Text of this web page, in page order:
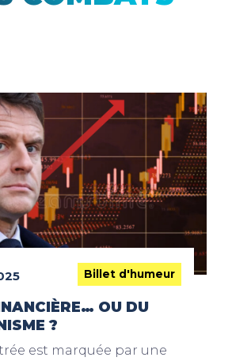
Billet d'humeur
OU DU
?
est marquée par une